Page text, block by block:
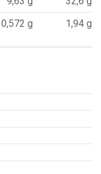
0,572 g 1,94 g